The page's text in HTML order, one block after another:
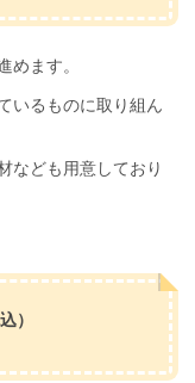
ます。
いるものに取り組ん
なども用意しており
）